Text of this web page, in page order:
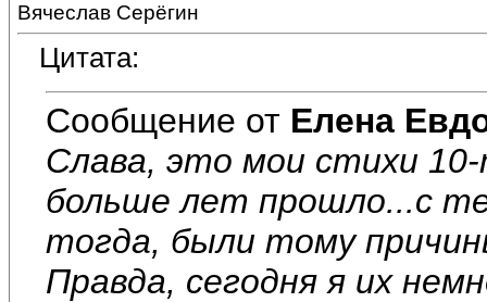
Вячеслав Серёгин
Цитата:
Сообщение от Елена
Слава, это мои стихи
больше лет прошло...с
тогда, были тому
Правда, сегодня я их